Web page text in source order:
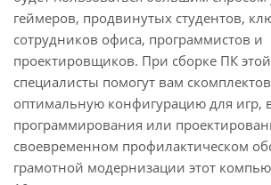
геймеров, продвинутых студентов,
сотрудников офиса, программистов и
проектировщиков. При сборке ПК
специалисты помогут вам
оптимальную конфигурацию для игр,
программирования или
своевременном профилактическом
грамотной модернизации этот